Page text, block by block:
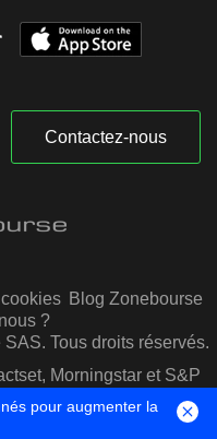
Contactez-nous
Blog Zonebourse
?
Tous droits réservés.
Morningstar et S&P
pour augmenter la